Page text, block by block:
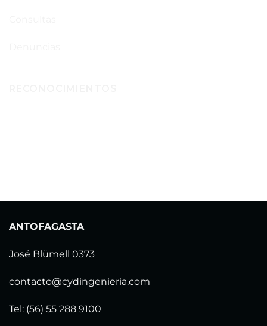
ANTOFAGASTA
José Blümell 0373
contacto@cydingenieria.com
Tel: (56) 55 288 9100